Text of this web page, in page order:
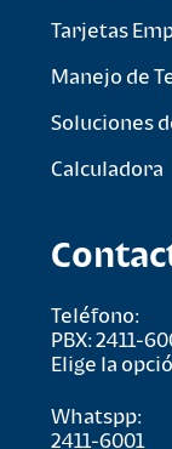
Tarjetas
Manejo de
Soluciones
Calculadora
Teléfono:
PBX: 2411-
Elige la
Whatspp:
2411-6001